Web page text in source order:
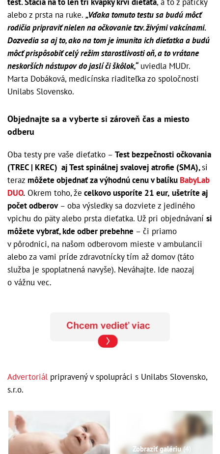
alebo z prsta na ruke. „Vďaka tomuto testu sa budú môcť
rodičia pripraviť nielen na očkovanie tzv. živými vakcínami.
Dozvedia sa aj to, ako na tom je imunita ich dieťatka a budú
môcť prispôsobiť celý režim starostlivosti oň, a to vrátane
neskorších nástupov do jaslí či škôlok,“uviedla MUDr.
Marta Dobáková, medicínska riaditeľka zo spoločnosti
Unilabs Slovensko.
Objednajte sa a vyberte si zároveň čas a miesto
odberu
Oba testy pre vaše dieťatko – Test bezpečnosti očkovania
(TREC | KREC) aj Test spinálnej svalovej atrofie (SMA),si
teraz môžete objednať za výhodnú cenu v balíku BabyLab
DUO. Okrem toho, že celkovo usporíte 21 eur, ušetríte aj
počet odberov– oba výsledky sa dozviete z jediného
vpichu do päty alebo prsta dieťatka. Už pri objednávaní si
môžete vybrať, kde odber prebehne – či priamo
v pôrodnici, na našom odberovom mieste v ambulancii
alebo za vami príde zdravotnícky tím až domov (táto
služba je spoplatnená navyše). Neváhajte. Ide naozaj
o vážnu vec.
Advertoriál pripravený v spolupráci s Unilabs Slovensko,
s.r.o.
Zobraziť galériu(4)